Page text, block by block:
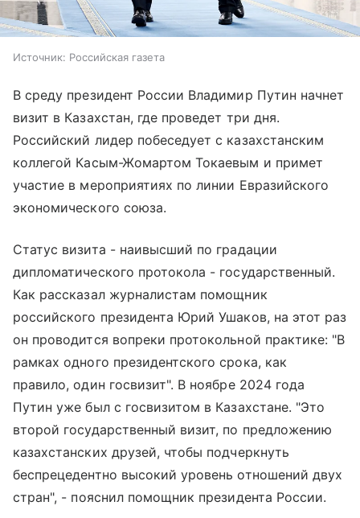
Источник: Российская газета
В среду президент России Владимир Путин начнет
визит в Казахстан, где проведет три дня.
Российский лидер побеседует с казахстанским
коллегой Касым-Жомартом Токаевым и примет
участие в мероприятиях по линии Евразийского
экономического союза.
Статус визита - наивысший по градации
дипломатического протокола - государственный.
Как рассказал журналистам помощник
российского президента Юрий Ушаков, на этот раз
он проводится вопреки протокольной практике: "В
рамках одного президентского срока, как
правило, один госвизит". В ноябре 2024 года
Путин уже был с госвизитом в Казахстане. "Это
второй государственный визит, по предложению
казахстанских друзей, чтобы подчеркнуть
беспрецедентно высокий уровень отношений двух
стран", - пояснил помощник президента России.